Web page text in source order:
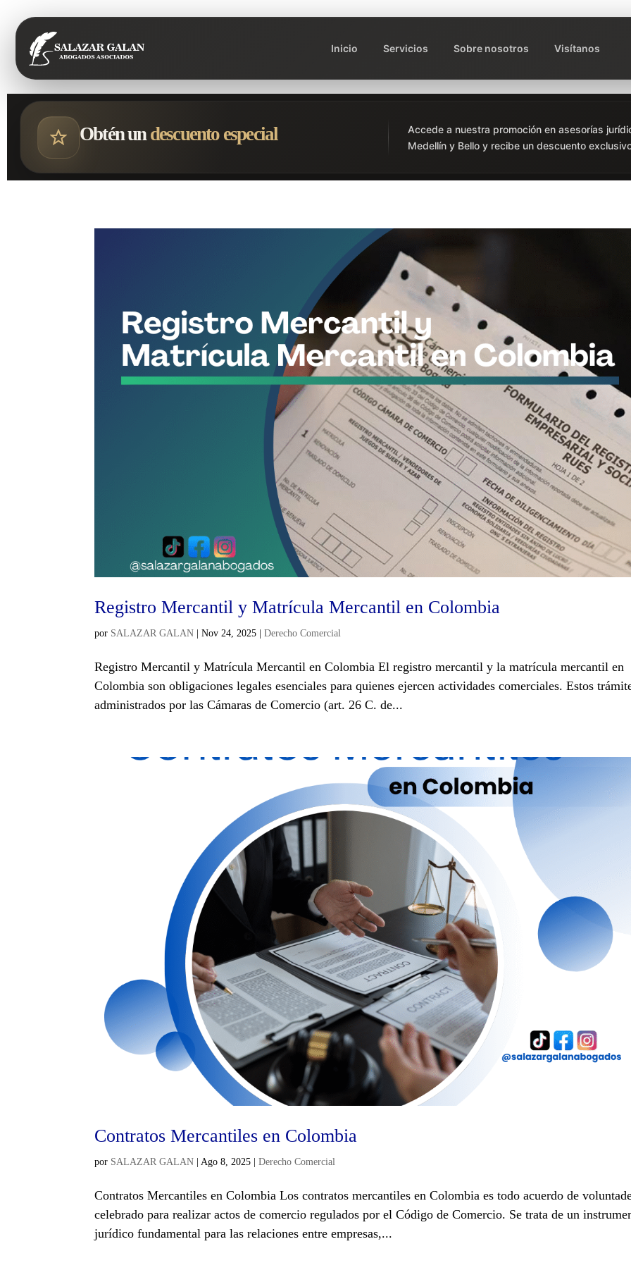
Inicio Servicios Sobre nosotros Visítanos
Obtén un descuento especial
Accede a nuestra promoción en asesorías
Medellín y Bello y recibe un descuento
Registro Mercantil y Matrícula Mercantil en Colombia
por SALAZAR GALAN |Nov 24, 2025 |Derecho Comercial
Registro Mercantil y Matrícula Mercantil en Colombia El registro mercantil y la matrícula mercantil en
Colombia son obligaciones legales esenciales para quienes ejercen actividades comerciales. Estos
administrados por las Cámaras de Comercio (art. 26 C. de...
Contratos Mercantiles en Colombia
por SALAZAR GALAN | Ago 8, 2025 |Derecho Comercial
Contratos Mercantiles en Colombia Los contratos mercantiles en Colombia es todo acuerdo de
celebrado para realizar actos de comercio regulados por el Código de Comercio. Se trata de un
jurídico fundamental para las relaciones entre empresas,...